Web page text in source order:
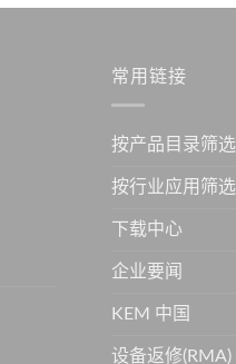
常用链接
按产品目录筛选
按行业应用筛选
下载中心
企业要闻
KEM 中国
设备返修(RMA)